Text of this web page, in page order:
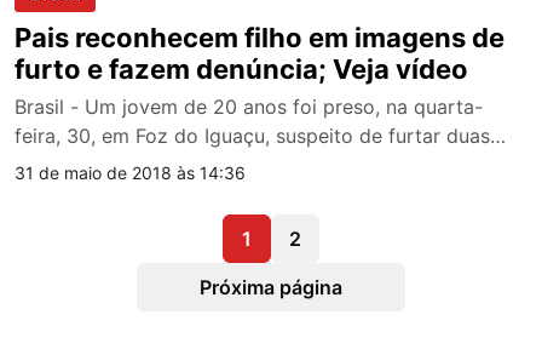
Pais reconhecem filho em imagens de
furto e fazem denúncia; Veja vídeo
Brasil - Um jovem de 20 anos foi preso, na quarta-
feira, 30, em Foz do Iguaçu, suspeito de furtar duas…
31 de maio de 2018 às 14:36
1
2
Próxima página